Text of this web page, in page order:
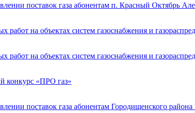
поставок газа абонентам п. Красный Октябрь
на объектах систем газоснабжения и
на объектах систем газоснабжения и
конкурс «ПРО газ»
поставок газа абонентам Городищенского